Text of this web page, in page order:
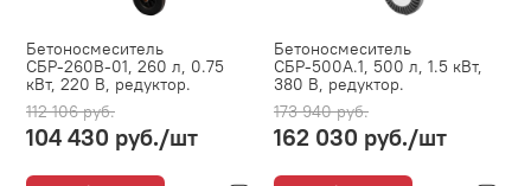
Бетоносмеситель
СБР-260В-01, 260 л, 0.75
кВт, 220 В, редуктор.
112 106 руб.
104 430 руб./шт
Бетоносмеситель
СБР-500А.1, 500 л, 1.5 кВт,
380 В, редуктор.
173 940 руб.
162 030 руб./шт